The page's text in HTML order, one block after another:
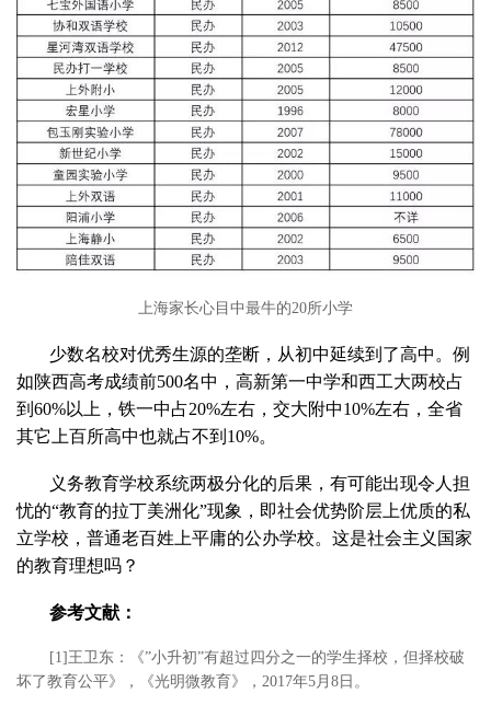
上海家长心目中最牛的20所小学
少数名校对优秀生源的垄断，从初中延续到了高中。例
如陕西高考成绩前500名中，高新第一中学和西工大两校占
到60%以上，铁一中占20%左右，交大附中10%左右，全省
其它上百所高中也就占不到10%。
义务教育学校系统两极分化的后果，有可能出现令人担
忧的“教育的拉丁美洲化”现象，即社会优势阶层上优质的私
立学校，普通老百姓上平庸的公办学校。这是社会主义国家
的教育理想吗？
参考文献：
[1]王卫东：《”小升初”有超过四分之一的学生择校，但择校破
坏了教育公平》，《光明微教育》，2017年5月8日。